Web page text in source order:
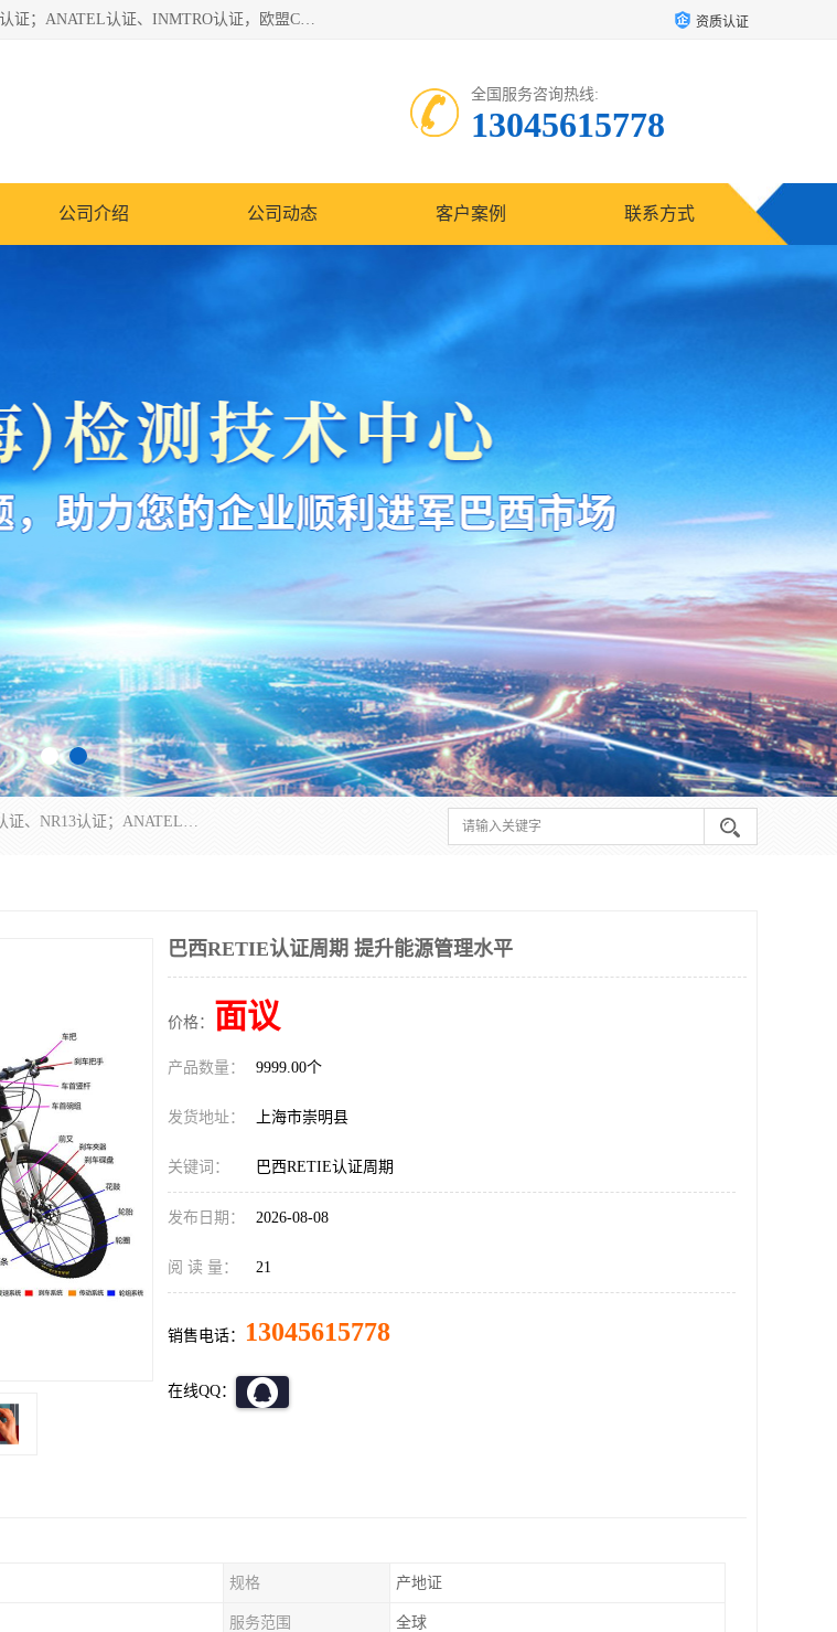
*是一家的测试、评估、检查与认机构，主要从事巴西NR10认证、NR12认证、NR13认证；ANATEL认证、INMTRO认证，欧盟CE认证：MD认证，PED认证，MID认证，ATEX认证，德国蓝色天使认证。 资质认证
全国服务咨询热线:
13045615778
公司介绍 公司动态 客户案例 联系方式
*是一家的测试、评估、检查与认机构，主要从事巴西NR10认证、NR12认证、NR13认证；ANATEL认证、INMTRO认证，欧盟CE认证：MD认证，PED认证，MID认证，ATEX认证，德国蓝色天使认证。
巴西RETIE认证周期 提升能源管理水平
价格： 面议
产品数量： 9999.00个
发货地址： 上海市崇明县
关键词： 巴西RETIE认证周期
发布日期： 2026-08-08
阅 读 量： 21
销售电话： 13045615778
在线QQ：
规格 产地证
服务范围 全球